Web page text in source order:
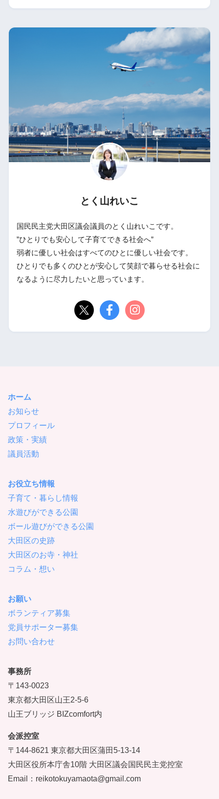
とく山れいこ
国民民主党大田区議会議員のとく山れいこです。
”ひとりでも安心して子育てできる社会へ”
弱者に優しい社会はすべてのひとに優しい社会です。
ひとりでも多くのひとが安心して笑顔で暮らせる社会に
なるように尽力したいと思っています。
ホーム
お知らせ
プロフィール
政策・実績
議員活動
お役立ち情報
子育て・暮らし情報
水遊びができる公園
ボール遊びができる公園
大田区の史跡
大田区のお寺・神社
コラム・想い
お願い
ボランティア募集
党員サポーター募集
お問い合わせ
事務所
〒143-0023
東京都大田区山王2-5-6
山王ブリッジ BIZcomfort内
会派控室
〒144-8621 東京都大田区蒲田5-13-14
大田区役所本庁舎10階 大田区議会国民民主党控室
Email：reikotokuyamaota@gmail.com